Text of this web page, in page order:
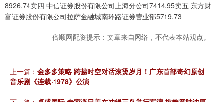
8926.74卖四 中信证券股份有限公司上海分公司7414.95卖五 东方财
富证券股份有限公司拉萨金融城南环路证券营业部5719.73
倍顺网配资提示：文章来自网络，不代表本站观点。
上一篇： 金多多策略 跨越时空对话滚烫岁月！广东首部奇幻原创
音乐剧《连载·1978》公演